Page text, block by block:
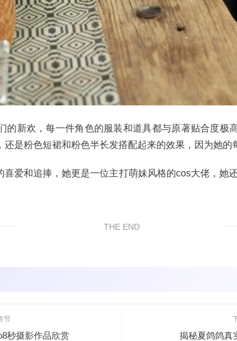
的新欢，每一件角色的服装和道具都与原著贴合度极
是粉色短裙和粉色半长发搭配起来的效果，因为她的
喜爱和追捧，她更是一位主打萌妹风格的cos大佬，她
THE END
节
秒摄影作品欣赏 揭秘夏鸽鸽真